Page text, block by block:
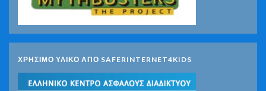
ΧΡΗΣΙΜΟ ΥΛΙΚΟ ΑΠΟ SAFERINTERNET4KIDS